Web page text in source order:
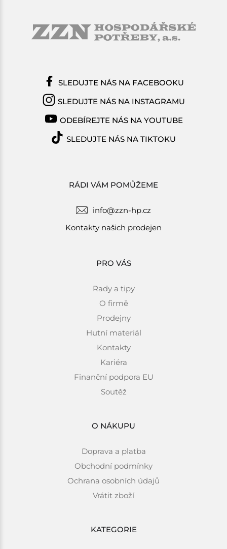
RÁDI VÁM POMŮŽEME
info@zzn-hp.cz
Kontakty našich prodejen
PRO VÁS
Rady a tipy
O firmě
Prodejny
Hutní materiál
Kontakty
Kariéra
Finanční podpora EU
Soutěž
O NÁKUPU
Doprava a platba
Obchodní podmínky
Ochrana osobních údajů
Vrátit zboží
KATEGORIE
SLEDUJTE NÁS NA FACEBOOKU
SLEDUJTE NÁS NA INSTAGRAMU
ODEBÍREJTE NÁS NA YOUTUBE
SLEDUJTE NÁS NA TIKTOKU